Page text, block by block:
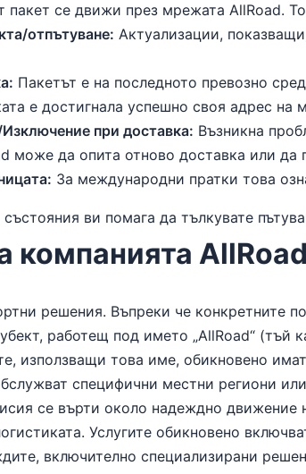
пакет се движи през мрежата AllRoad.
отпътуване: Актуализации,
Пакетът е на последното превозно
е достигнала успешно своя адрес на
при доставка: Възникна
може да опита отново доставка или да
За международни пратки това
ви помага да тълкувате
компанията AllRoad
решения. Въпреки че конкретните
работещ под името „AllRoad“
използващи това име, обикновено
специфични местни региони
се върти около надеждно движение
Услугите обикновено
включително специализирани